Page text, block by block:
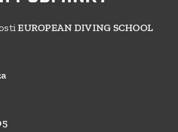
EUROPEAN DIVING SCHOOL